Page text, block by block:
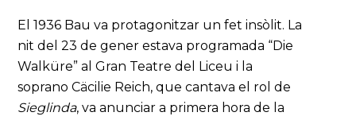
El 1936 Bau va protagonitzar un fet insòlit. La
nit del 23 de gener estava programada “Die
Walküre” al Gran Teatre del Liceu i la
soprano Cäcilie Reich, que cantava el rol de
Sieglinda, va anunciar a primera hora de la